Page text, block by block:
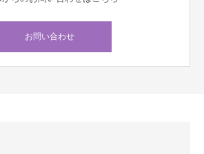
お問い合わせ